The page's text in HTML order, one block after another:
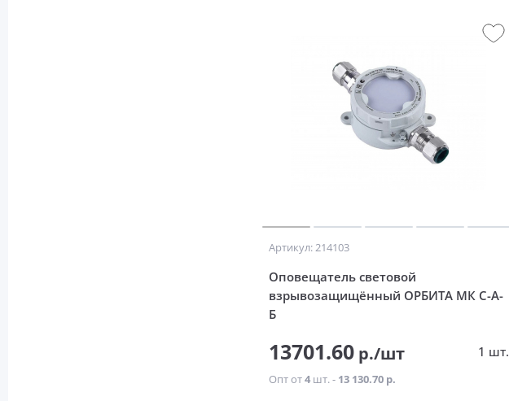
Артикул: 214103
Оповещатель световой
взрывозащищённый ОРБИТА МК С-А-
Б
13701.60 р./шт 1 шт.
Опт от4 шт. - 13 130.70 р.